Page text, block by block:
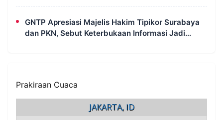
Scorecard Juri
GNTP Apresiasi Majelis Hakim Tipikor Surabaya
dan PKN, Sebut Keterbukaan Informasi Jadi
Prakiraan Cuaca
JAKARTA, ID